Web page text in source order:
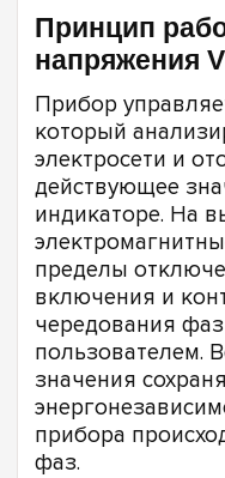
Принцип
напряжения
Прибор
который
электросети и
действующее
индикаторе. На
пределы
включения и
чередования
пользователем.
значения
прибора
фаз.